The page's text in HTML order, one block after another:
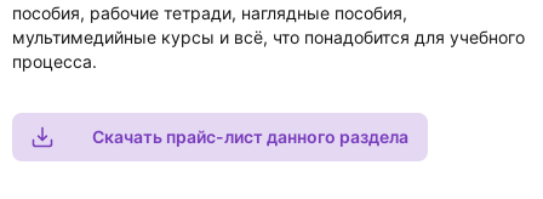
пособия, рабочие тетради, наглядные пособия,
мультимедийные курсы и всё, что понадобится для учебного
процесса.
Скачать прайс-лист данного раздела